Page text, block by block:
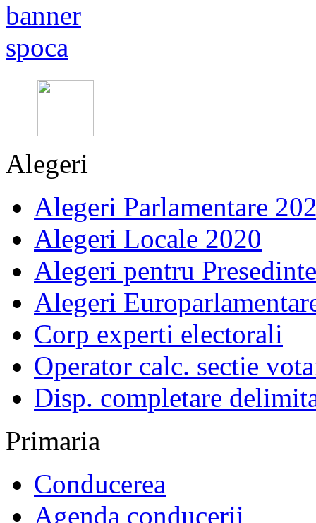
Alegeri
Alegeri Parlamentare
Alegeri Locale 2020
Alegeri pentru
Alegeri
Corp experti electorali
Operator calc. sectie
Disp. completare
Primaria
Conducerea
Agenda conducerii